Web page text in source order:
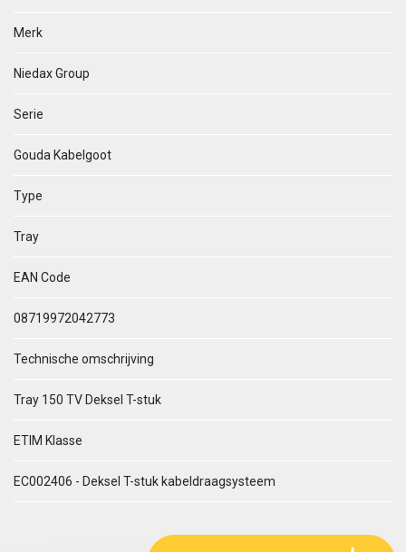
Merk
Niedax Group
Serie
Gouda Kabelgoot
Type
Tray
EAN Code
08719972042773
Technische omschrijving
Tray 150 TV Deksel T-stuk
ETIM Klasse
EC002406 - Deksel T-stuk kabeldraagsysteem